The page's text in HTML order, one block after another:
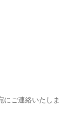
にご連絡いたしま